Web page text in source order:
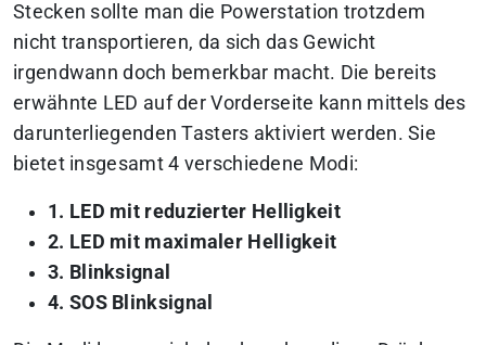
Stecken sollte man die Powerstation trotzdem
nicht transportieren, da sich das Gewicht
irgendwann doch bemerkbar macht. Die bereits
erwähnte LED auf der Vorderseite kann mittels des
darunterliegenden Tasters aktiviert werden. Sie
bietet insgesamt 4 verschiedene Modi:
1. LED mit reduzierter Helligkeit
2. LED mit maximaler Helligkeit
3. Blinksignal
4. SOS Blinksignal